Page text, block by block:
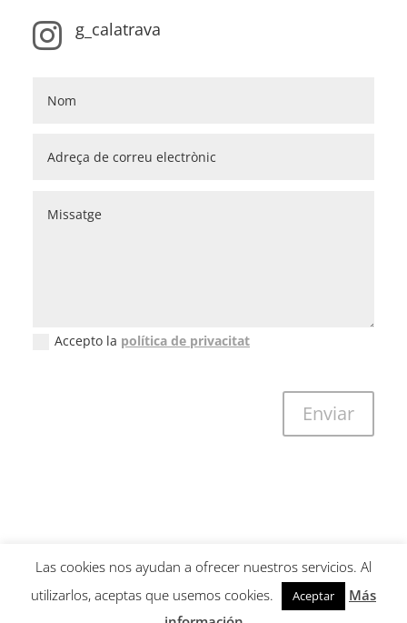
 g_calatrava
New Field
Accepto la política de privacitat
Enviar
Copyright © 2001-2026 Guillem Calatrava. All Rights Reserved -
Las cookies nos ayudan a ofrecer nuestros servicios. Al
utilizarlos, aceptas que usemos cookies.
Aceptar
Más